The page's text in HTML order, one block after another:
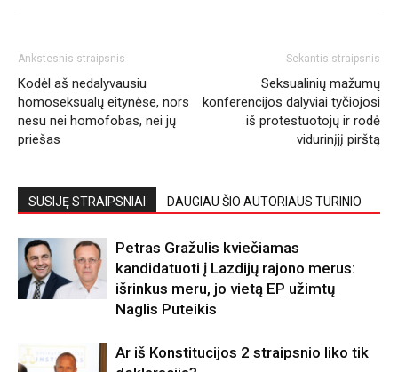
Ankstesnis straipsnis
Kodėl aš nedalyvausiu
homoseksualų eitynėse, nors
nesu nei homofobas, nei jų
priešas
Sekantis straipsnis
Seksualinių mažumų
konferencijos dalyviai tyčiojosi
iš protestuotojų ir rodė
vidurinįjį pirštą
SUSIJĘ STRAIPSNIAI DAUGIAU ŠIO AUTORIAUS TURINIO
Petras Gražulis kviečiamas
kandidatuoti į Lazdijų rajono merus:
išrinkus meru, jo vietą EP užimtų
Naglis Puteikis
Ar iš Konstitucijos 2 straipsnio liko tik